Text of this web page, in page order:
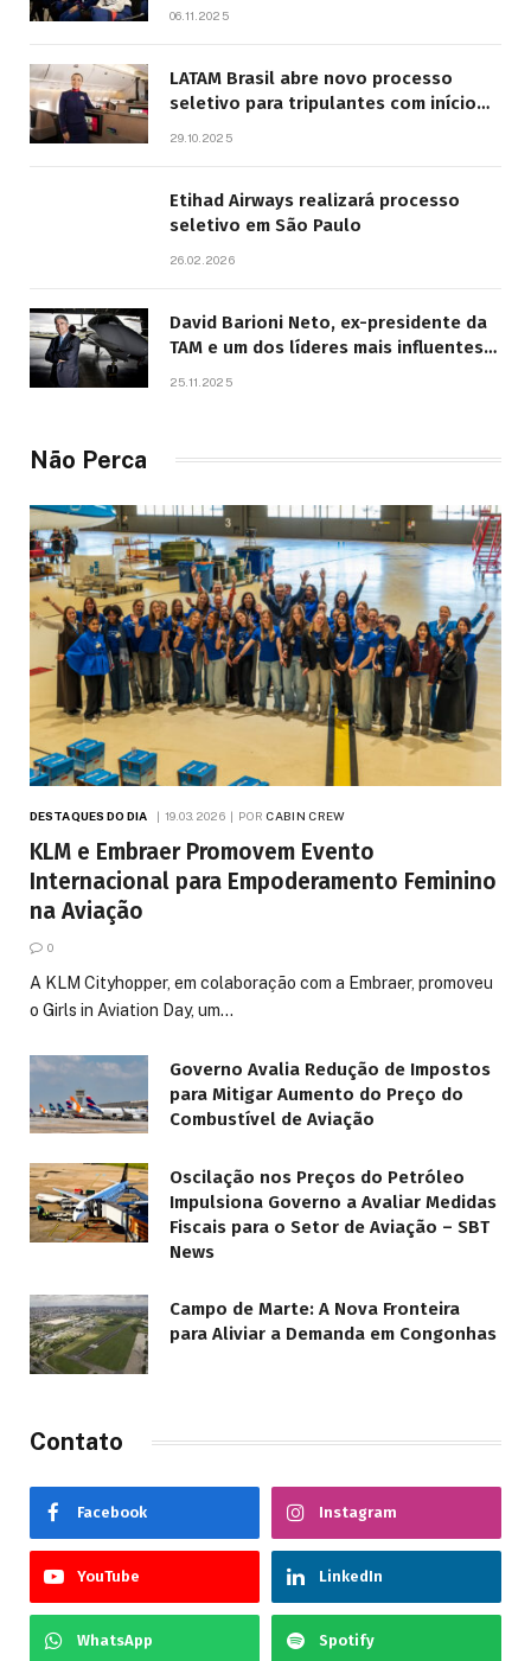
06.11.2025
LATAM Brasil abre novo processo
seletivo para tripulantes com início
29.10.2025
Etihad Airways realizará processo
seletivo em São Paulo
26.02.2026
David Barioni Neto, ex-presidente da
TAM e um dos líderes mais influentes
25.11.2025
Não Perca
DESTAQUES DO DIA 19.03.2026 POR CABIN CREW
KLM e Embraer Promovem Evento
Internacional para Empoderamento Feminino
na Aviação
0
A KLM Cityhopper, em colaboração com a Embraer, promoveu
o Girls in Aviation Day, um…
Governo Avalia Redução de Impostos
para Mitigar Aumento do Preço do
Combustível de Aviação
Oscilação nos Preços do Petróleo
Impulsiona Governo a Avaliar Medidas
Fiscais para o Setor de Aviação – SBT
News
Campo de Marte: A Nova Fronteira
para Aliviar a Demanda em Congonhas
Contato
Facebook Instagram
YouTube LinkedIn
WhatsApp Spotify